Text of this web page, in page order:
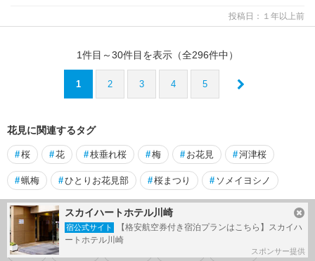
投稿日：１年以上前
1件目～30件目を表示（全296件中）
1 2 3 4 5
花見に関連するタグ
#桜 #花 #枝垂れ桜 #梅 # お花見 #河津桜
#蝋梅 #ひとりお花見部 #桜まつり # ソメイヨシノ
鎌倉 で人気のタグ
#鎌倉 #
スカイハートホテル川崎
宿公式サイト
【格安航空券付き宿泊プランはこちら】スカイハ
ートホテル川崎
スポンサー提供